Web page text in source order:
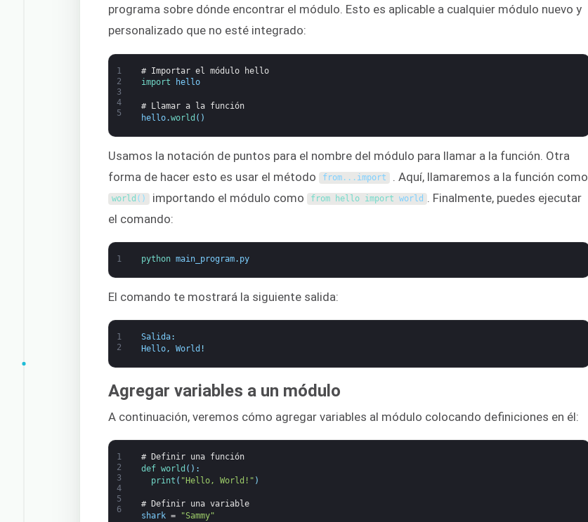
programa sobre dónde encontrar el módulo. Esto es aplicable a cualquier módulo nuevo y
personalizado que no esté integrado:
1
2
3
4
5
# Importar el módulo hello
import
hello
# Llamar a la función
hello.world ( )
Usamos la notación de puntos para el nombre del módulo para llamar a la función. Otra
forma de hacer esto es usar el método from . . . import . Aquí, llamaremos a la función como
world ( ) importando el módulo como from hello import world . Finalmente, puedes ejecutar
el comando:
1 python main_program. py
El comando te mostrará la siguiente salida:
1
2
Salida:
Hello, World !
Agregar variables a un módulo
A continuación, veremos cómo agregar variables al módulo colocando definiciones en él:
1
2
3
4
5
6
# Definir una función
def world ( ) :
print ( "Hello, World!" )
# Definir una variable
shark = "Sammy"